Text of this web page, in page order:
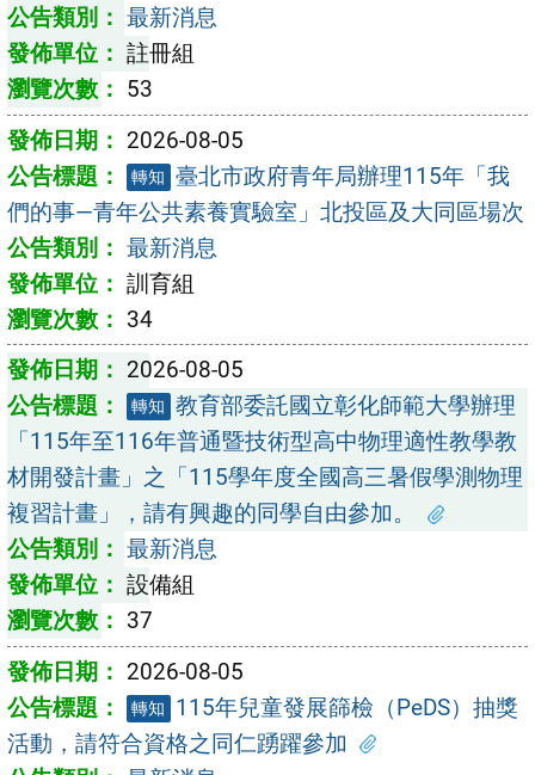
最新消息
註冊組
53
2026-08-05
轉知 臺北市政府青年局辦理115年「我
們的事—青年公共素養實驗室」北投區及大同區場次
最新消息
訓育組
34
2026-08-05
轉知 教育部委託國立彰化師範大學辦理
「115年至116年普通暨技術型高中物理適性教學教
材開發計畫」之「115學年度全國高三暑假學測物理
複習計畫」，請有興趣的同學自由參加。
最新消息
設備組
37
2026-08-05
轉知
115年兒童發展篩檢（PeDS）抽獎
活動，請符合資格之同仁踴躍參加